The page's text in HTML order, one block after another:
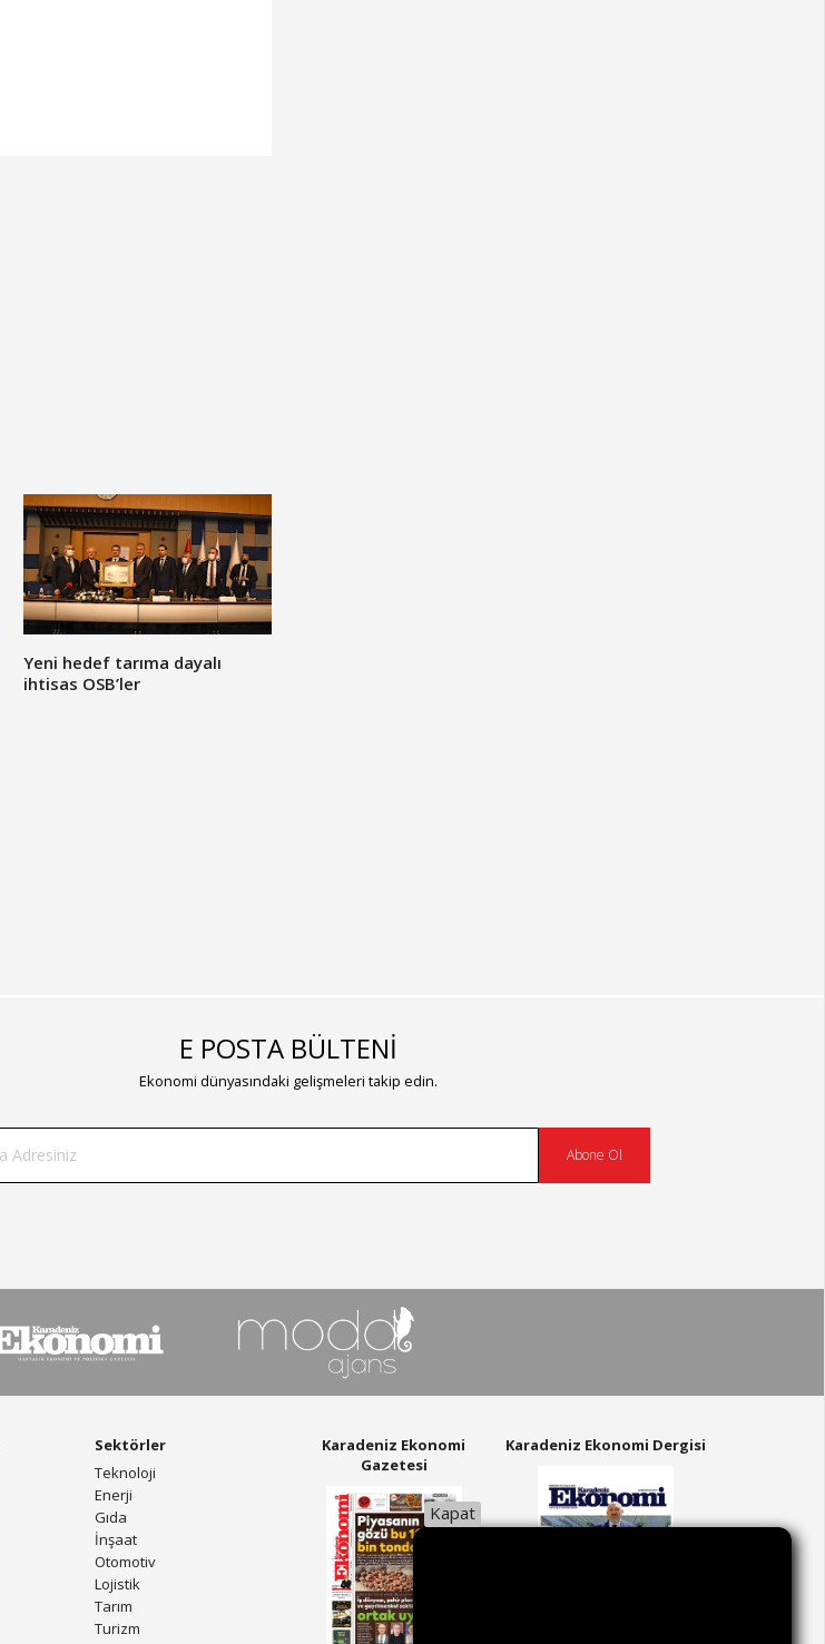
Yeni hedef tarıma dayalı
ihtisas OSB’ler
E POSTA BÜLTENİ
Ekonomi dünyasındaki gelişmeleri takip edin.
Abone Ol
Sektörler
Teknoloji
Enerji
Gıda
İnşaat
Otomotiv
Lojistik
Tarım
Turizm
Karadeniz Ekonomi
Gazetesi
Karadeniz Ekonomi Dergisi
Kapat